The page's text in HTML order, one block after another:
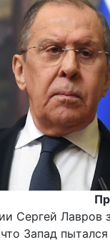
Сергей Лавров
Запад пытался